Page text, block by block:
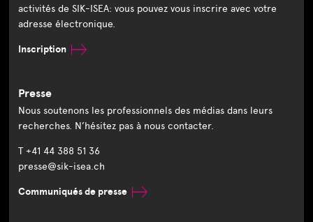
activités de SIK-ISEA: vous pouvez vous inscrire avec votre
adresse électronique.
Inscription
Presse
Nous soutenons les professionnels des médias dans leurs
recherches. N’hésitez pas à nous contacter.
T +41 44 388 51 36
presse@sik-isea.ch
Communiqués de presse